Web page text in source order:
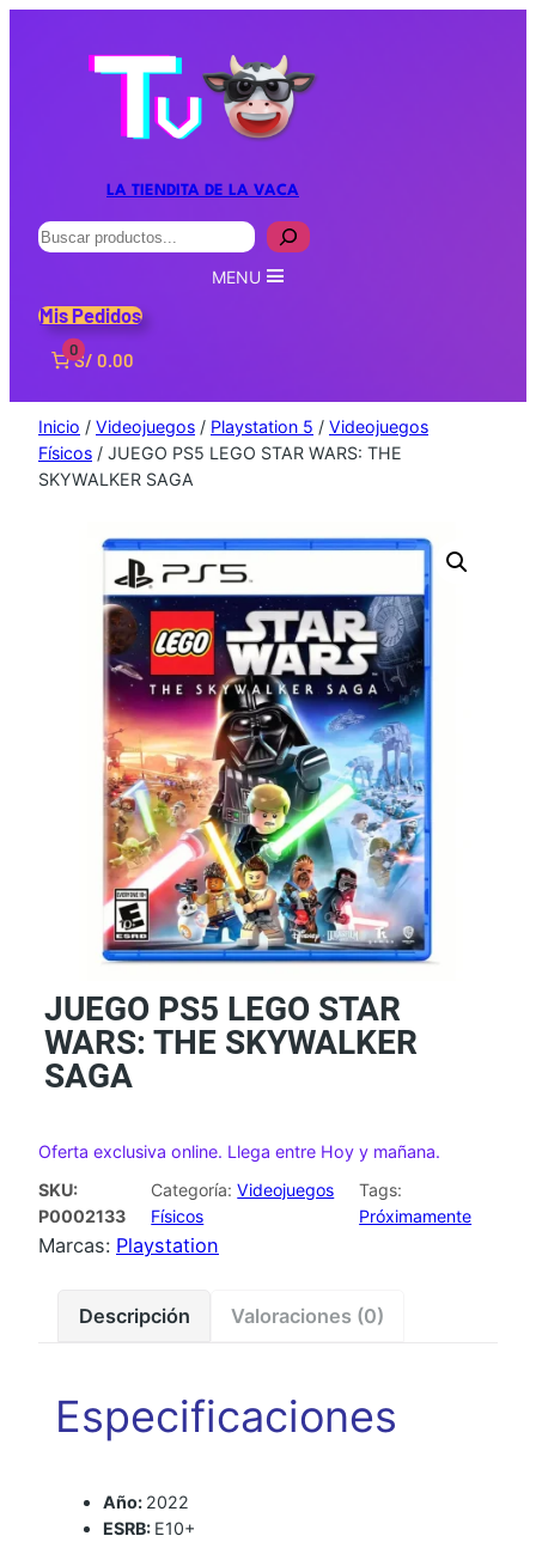
LA TIENDITA DE LA VACA
Buscar
MENU
Mis Pedidos
0
S/ 0.00
Inicio / Videojuegos / Playstation 5 / Videojuegos
Físicos / JUEGO PS5 LEGO STAR WARS: THE
SKYWALKER SAGA
JUEGO PS5 LEGO STAR
WARS: THE SKYWALKER
SAGA
Oferta exclusiva online. Llega entre Hoy y mañana.
SKU:
P0002133
Categoría:Videojuegos
Físicos
Tags:
Próximamente
Marcas: Playstation
Descripción Valoraciones (0)
Especificaciones
Año: 2022
ESRB: E10+